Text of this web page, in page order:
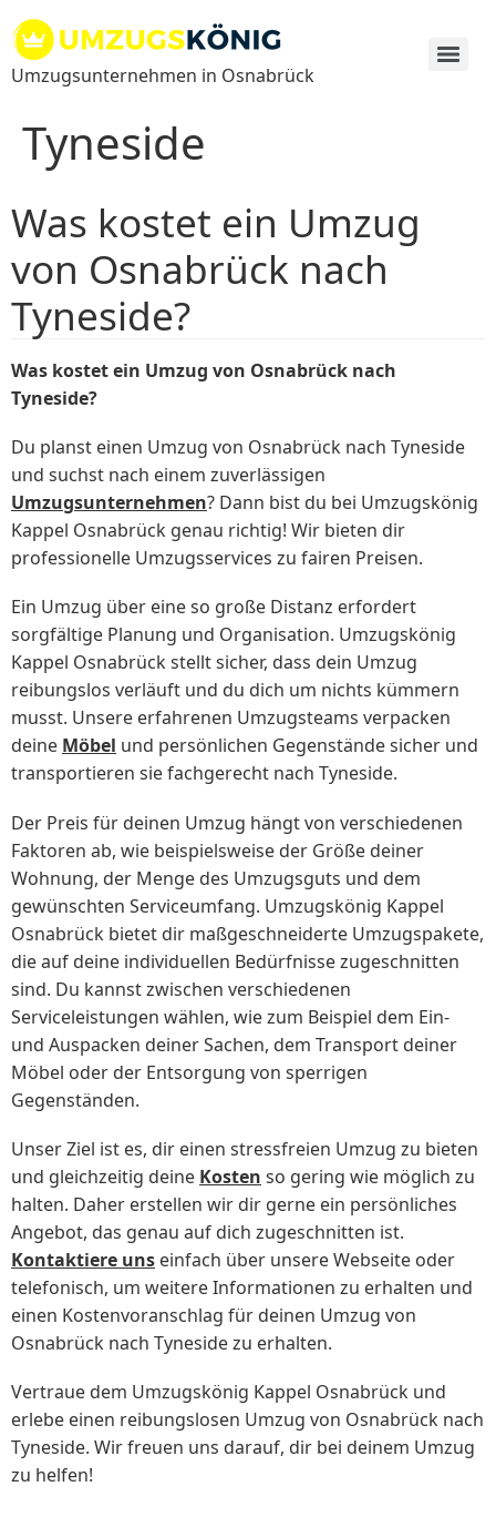
Inhalt
springen
Umzugsunternehmen in Osnabrück
Tyneside
Was kostet ein Umzug
von Osnabrück nach
Tyneside?
Was kostet ein Umzug von Osnabrück nach
Tyneside?
Du planst einen Umzug von Osnabrück nach Tyneside
und suchst nach einem zuverlässigen
Umzugsunternehmen? Dann bist du bei Umzugskönig
Kappel Osnabrück genau richtig! Wir bieten dir
professionelle Umzugsservices zu fairen Preisen.
Ein Umzug über eine so große Distanz erfordert
sorgfältige Planung und Organisation. Umzugskönig
Kappel Osnabrück stellt sicher, dass dein Umzug
reibungslos verläuft und du dich um nichts kümmern
musst. Unsere erfahrenen Umzugsteams verpacken
deine Möbel und persönlichen Gegenstände sicher und
transportieren sie fachgerecht nach Tyneside.
Der Preis für deinen Umzug hängt von verschiedenen
Faktoren ab, wie beispielsweise der Größe deiner
Wohnung, der Menge des Umzugsguts und dem
gewünschten Serviceumfang. Umzugskönig Kappel
Osnabrück bietet dir maßgeschneiderte Umzugspakete,
die auf deine individuellen Bedürfnisse zugeschnitten
sind. Du kannst zwischen verschiedenen
Serviceleistungen wählen, wie zum Beispiel dem Ein-
und Auspacken deiner Sachen, dem Transport deiner
Möbel oder der Entsorgung von sperrigen
Gegenständen.
Unser Ziel ist es, dir einen stressfreien Umzug zu bieten
und gleichzeitig deine Kosten so gering wie möglich zu
halten. Daher erstellen wir dir gerne ein persönliches
Angebot, das genau auf dich zugeschnitten ist.
Kontaktiere uns einfach über unsere Webseite oder
telefonisch, um weitere Informationen zu erhalten und
einen Kostenvoranschlag für deinen Umzug von
Osnabrück nach Tyneside zu erhalten.
Vertraue dem Umzugskönig Kappel Osnabrück und
erlebe einen reibungslosen Umzug von Osnabrück nach
Tyneside. Wir freuen uns darauf, dir bei deinem Umzug
zu helfen!